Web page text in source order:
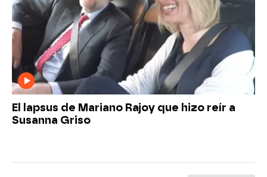
El lapsus de Mariano Rajoy que hizo reír a
Susanna Griso